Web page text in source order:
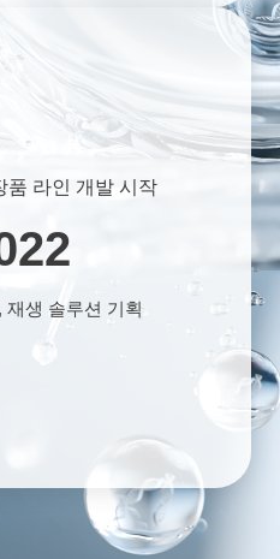
품 라인 개발 시작
재생 솔루션 기획